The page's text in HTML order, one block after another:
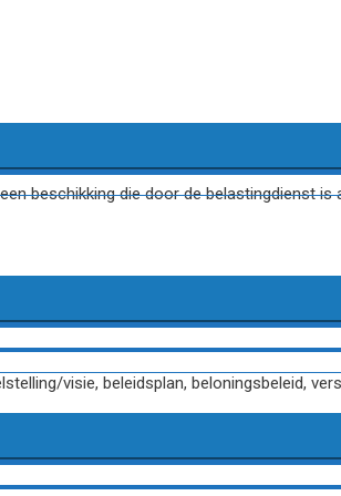
beschikking die door de belastingdienst is
visie, beleidsplan, beloningsbeleid,